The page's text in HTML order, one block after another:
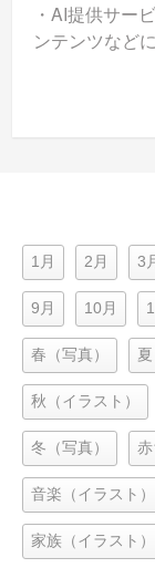
・AI提供サー
ンテンツなど
1月 2月 3
9月 10月
春（写真）
秋（イラスト）
冬（写真）
音楽（イラスト）
家族（イラスト）